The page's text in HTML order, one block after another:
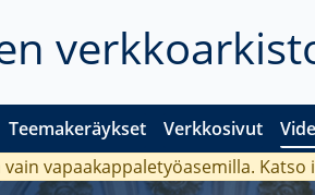
Teemakeräykset Verkkosivut
vapaakappaletyöasemilla. Katso